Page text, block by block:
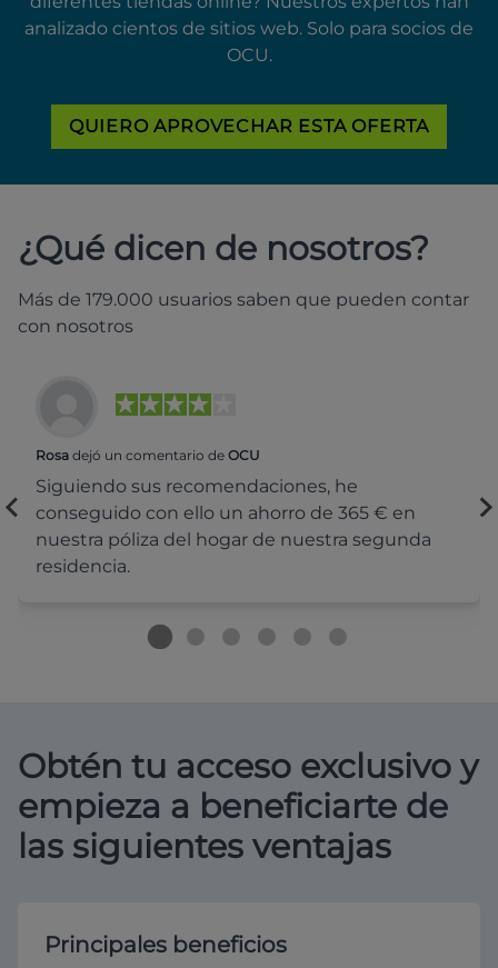
analizado cientos de sitios web. Solo para socios de
OCU.
QUIERO APROVECHAR ESTA OFERTA
¿Qué dicen de nosotros?
Más de 179.000 usuarios saben que pueden contar
con nosotros
Rosa dejó un comentario de OCU
Siguiendo sus recomendaciones, he
conseguido con ello un ahorro de 365 € en
nuestra póliza del hogar de nuestra segunda
residencia.
Obtén tu acceso exclusivo y
empieza a beneficiarte de
las siguientes ventajas
Principales beneficios